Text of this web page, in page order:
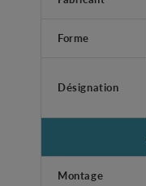
Forme
Désignation
Montage